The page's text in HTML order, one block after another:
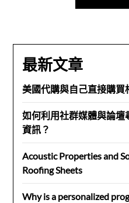
最新文章
美國代購與自己直接購買
如何利用社群媒體與論
資訊？
Acoustic Properties and
Roofing Sheets
Why is a personalized